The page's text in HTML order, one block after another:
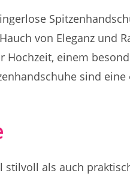
von Eleganz und
einem
sind
stilvoll als auch